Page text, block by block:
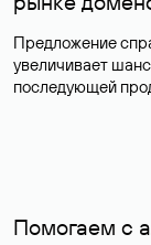
Предложение
увеличивает
последующей
Помогаем с